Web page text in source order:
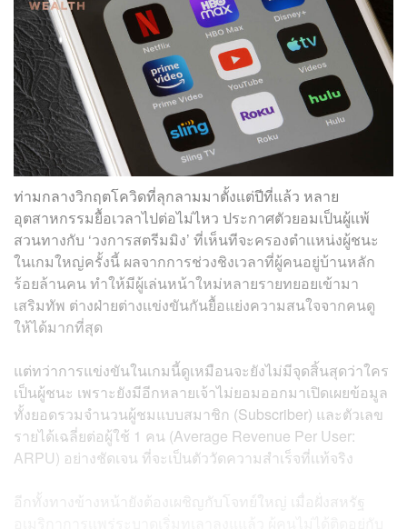
ท่ามกลางวิกฤตโควิดที่ลุกลามมาตั้งเเต่ปีที่แล้ว หลาย
อุตสาหกรรมยื้อเวลาไปต่อไม่ไหว ประกาศตัวยอมเป็นผู้เเพ้
สวนทางกับ ‘วงการสตรีมมิง’ ที่เห็นทีจะครองตำเเหน่งผู้ชนะ
ในเกมใหญ่ครั้งนี้ ผลจากการช่วงชิงเวลาที่ผู้คนอยู่บ้านหลัก
ร้อยล้านคน ทำให้มีผู้เล่นหน้าใหม่หลายรายทยอยเข้ามา
เสริมทัพ ต่างฝ่ายต่างเเข่งขันกันยื้อแย่งความสนใจจากคนดู
ให้ได้มากที่สุด
แต่ทว่าการแข่งขันในเกมนี้ดูเหมือนจะยังไม่มีจุดสิ้นสุดว่าใคร
เป็นผู้ชนะ เพราะยังมีอีกหลายเจ้าไม่ยอมออกมาเปิดเผยข้อมูล
ทั้งยอดรวมจำนวนผู้ชมแบบสมาชิก (Subscriber) และตัวเลข
รายได้เฉลี่ยต่อผู้ใช้ 1 คน (Average Revenue Per User:
ARPU) อย่างชัดเจน ที่จะเป็นตัววัดความสำเร็จที่เเท้จริง
อีกทั้งทางข้างหน้ายังต้องเผชิญกับโจทย์ใหญ่ เมื่อฝั่งสหรัฐ